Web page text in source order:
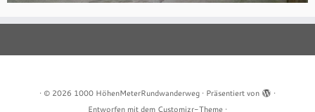
· © 2026 1000 HöhenMeterRundwanderweg · Präsentiert von
·
Entworfen mit dem Customizr-Theme ·